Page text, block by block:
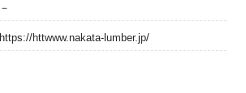
－
https://httwww.nakata-lumber.jp/